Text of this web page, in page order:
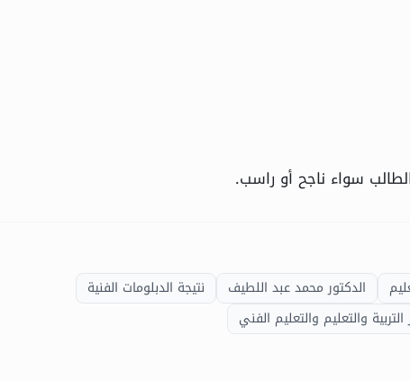
سواء ناجح أو راسب.
الدكتور محمد عبد اللطيف
نتيجة الدبلومات الفنية
التربية والتعليم والتعليم الفني